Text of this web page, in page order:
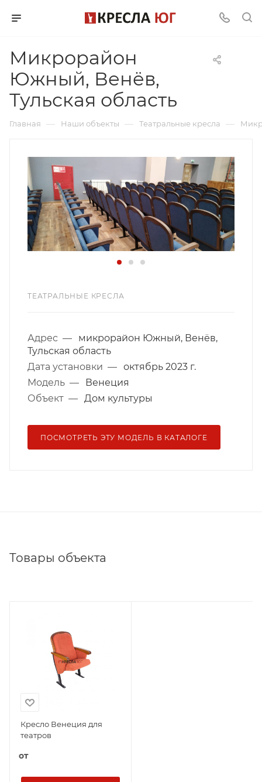
Микрорайон
Южный, Венёв,
Тульская область
Главная — Наши объекты — Театральные кресла —
ТЕАТРАЛЬНЫЕ КРЕСЛА
Адрес —
микрорайон Южный, Венёв,
Тульская область
Дата установки — октябрь 2023 г.
Модель —
Венеция
Объект — Дом культуры
ПОСМОТРЕТЬ ЭТУ МОДЕЛЬ В КАТАЛОГЕ
Товары объекта
Кресло Венеция для
театров
от